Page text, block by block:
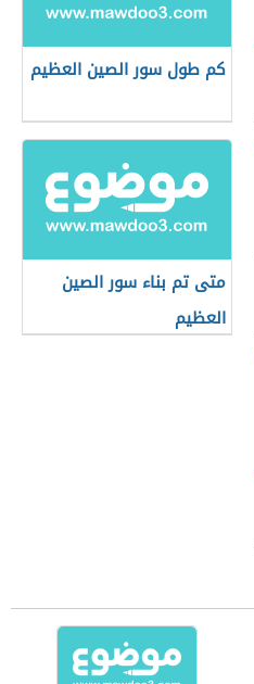
كم طول سور الصين العظيم
متى تم بناء سور الصين
العظيم